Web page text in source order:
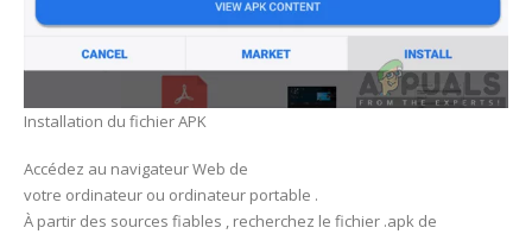
Installation du fichier APK
Accédez au navigateur Web de
votre ordinateur ou ordinateur portable .
À partir des sources fiables , recherchez le fichier .apk de